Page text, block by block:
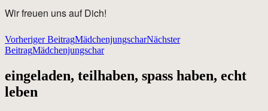
Wir freuen uns auf Dich!
Beitragsnavigation
Vorheriger BeitragMädchenjungscharNächster
BeitragMädchenjungschar
eingeladen, teilhaben, spass haben, echt
leben